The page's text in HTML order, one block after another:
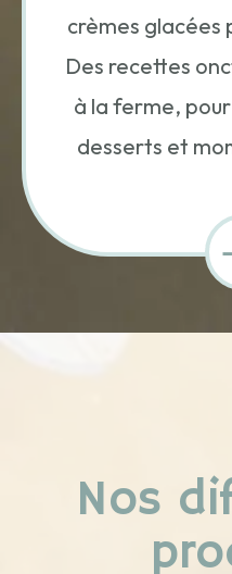
crèmes glacées
Des recettes
à la ferme,
desserts et
Nos